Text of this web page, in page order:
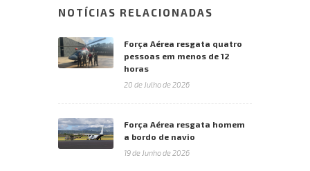
NOTÍCIAS RELACIONADAS
Força Aérea resgata quatro
pessoas em menos de 12
horas
20 de Julho de 2026
Força Aérea resgata homem
a bordo de navio
19 de Junho de 2026